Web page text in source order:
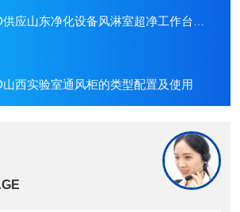
应山东净化设备风淋室超净工作台传递窗
山西实验室通风柜的类型配置及使用